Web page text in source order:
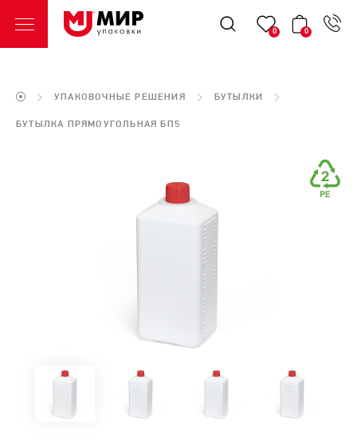
0 0
УПАКОВОЧНЫЕ РЕШЕНИЯ БУТЫЛКИ
БУТЫЛКА ПРЯМОУГОЛЬНАЯ БП5